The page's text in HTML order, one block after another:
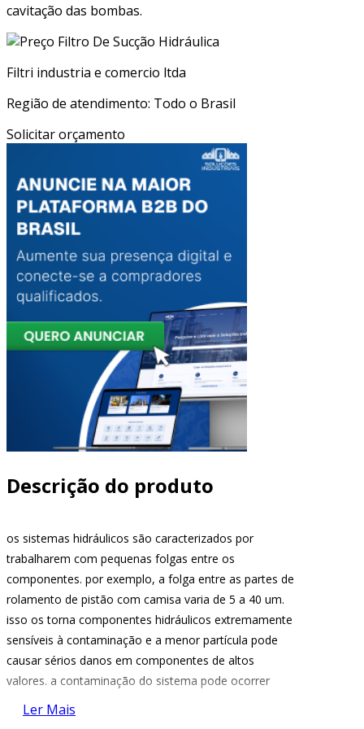
cavitação das bombas.
Filtri industria e comercio ltda
Região de atendimento: Todo o Brasil
Solicitar orçamento
Descrição do produto
os sistemas hidráulicos são caracterizados por
trabalharem com pequenas folgas entre os
componentes. por exemplo, a folga entre as partes de
rolamento de pistão com camisa varia de 5 a 40 um.
isso os torna componentes hidráulicos extremamente
sensíveis à contaminação e a menor partícula pode
causar sérios danos em componentes de altos
valores. a contaminação do sistema pode ocorrer
manutenção, por agentes externos através de hastes
Ler Mais